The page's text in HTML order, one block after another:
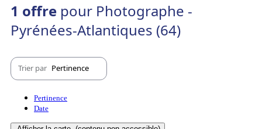
1 offre pour Photographe -
Pyrénées-Atlantiques (64)
Trier par Pertinence
Pertinence
Date